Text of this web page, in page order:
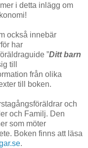
i detta inlägg om
också innebär
har
”Ditt barn
till
från olika
till boken.
och
och Familj. Den
som möter
Boken finns att läsa
.